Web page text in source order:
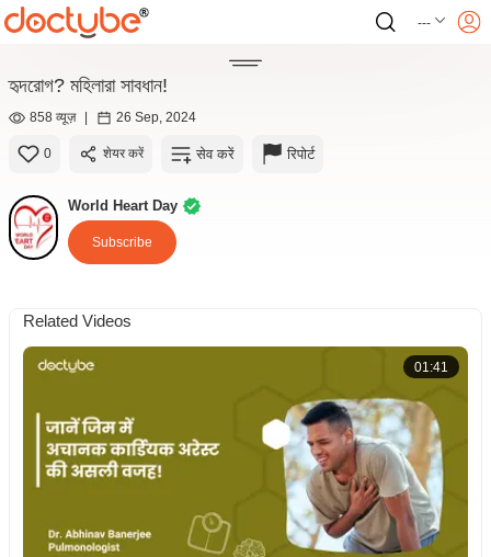
---
হৃদরোগ? মহিলারা সাবধান!
858 व्यूज़ | 26 Sep, 2024
0 शेयर करें सेव करें रिपोर्ट
World Heart Day
Subscribe
Related Videos
01:41